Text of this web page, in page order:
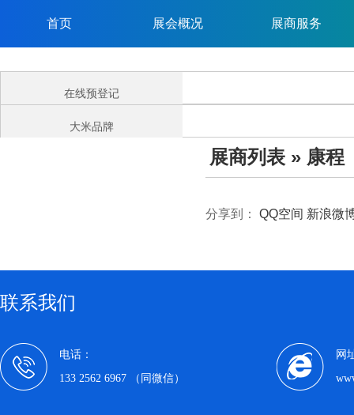
首页 展会概况 展商服务
在线预登记
大米品牌
展商列表 » 康程
分享到： QQ空间 新浪微
联系我们
电话：
133 2562 6967 （同微信）
网